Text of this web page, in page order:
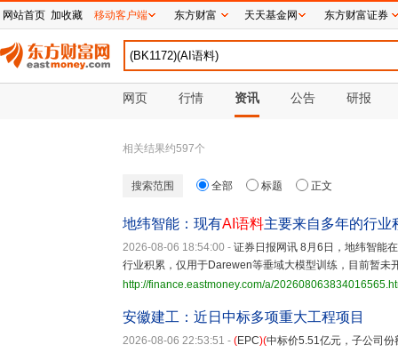
网页 行情 资讯 公告 研报
相关结果约597个
搜索范围 全部 标题 正文
地纬智能：现有AI语料主要来自多年的行业
2026-08-06 18:54:00 - 证券日报网讯 8月6日，地纬智能
行业积累，仅用于Darewen等垂域大模型训练，目前暂未
http://finance.eastmoney.com/a/
安徽建工：近日中标多项重大工程项目
2026-08-06 22:53:51 - (EPC)(中标价5.51亿元，子公司份
网站首页 加收藏 移动客户端 东方财富 天天基金网 东方财富证券